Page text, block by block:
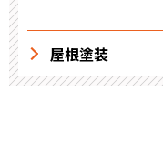
屋根塗装